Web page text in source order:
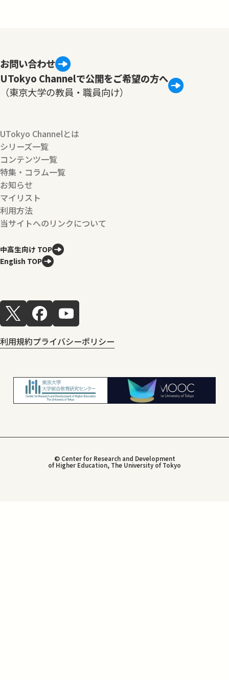
お問い合わせ
UTokyo Channelで公開をご希望の方へ
（東京大学の教員・職員向け）
UTokyo Channelとは
シリーズ一覧
コンテンツ一覧
特集・コラム一覧
お知らせ
マイリスト
利用方法
当サイトへのリンクについて
中高生向け TOP
English TOP
利用規約プライバシーポリシー
© Center for Research and Development
of Higher Education, The University of Tokyo